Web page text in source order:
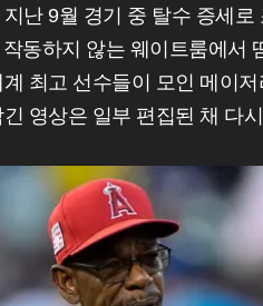
난 9월 경기 중 탈수 증세로
동하지 않는 웨이트룸에서
최고 선수들이 모인 메이
영상은 일부 편집된 채 다